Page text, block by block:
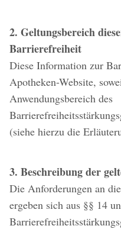
2. Geltungsbereich
Barrierefreiheit
Diese Information zur
Apotheken-Website,
Anwendungsbereich des
(siehe hierzu die
3. Beschreibung der
Die Anforderungen an
ergeben sich aus §§ 14